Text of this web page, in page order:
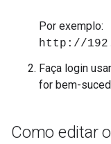
Por exemplo:
http://
Faça login
for bem-
Como editar